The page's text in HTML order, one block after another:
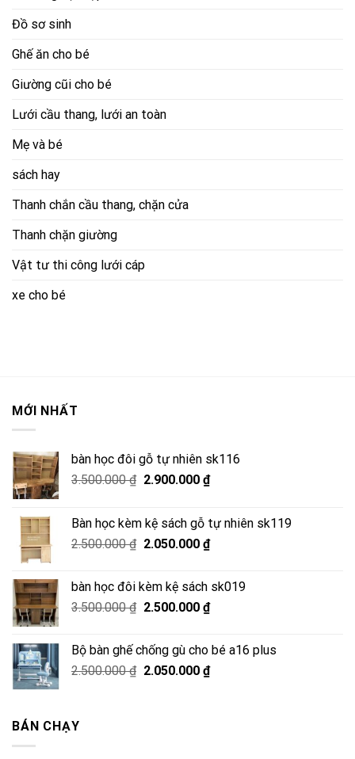
Đồ sơ sinh
Ghế ăn cho bé
Giường cũi cho bé
Lưới cầu thang, lưới an toàn
Mẹ và bé
sách hay
Thanh chắn cầu thang, chặn cửa
Thanh chặn giường
Vật tư thi công lưới cáp
xe cho bé
MỚI NHẤT
bàn học đôi gỗ tự nhiên sk116
3.500.000₫ Giá
3.500.000 ₫.
2.900.000 ₫Giá
là:
2.900.000 ₫.
Bàn học kèm kệ sách gỗ tự nhiên sk119
2.500.000₫ Giá
2.500.000 ₫.
2.050.000 ₫Giá
là:
2.050.000 ₫.
bàn học đôi kèm kệ sách sk019
3.500.000₫ Giá
3.500.000 ₫.
2.500.000 ₫Giá
là:
2.500.000 ₫.
Bộ bàn ghế chống gù cho bé a16 plus
2.500.000₫ Giá
2.050.000 ₫Giá
BÁN CHẠY